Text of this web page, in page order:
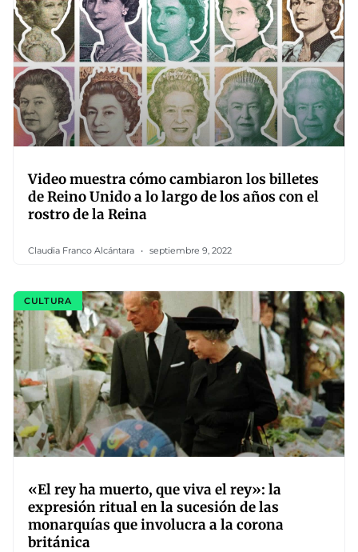
Video muestra cómo cambiaron los billetes
de Reino Unido a lo largo de los años con el
rostro de la Reina
Claudia Franco Alcántara septiembre 9, 2022
CULTURA
«El rey ha muerto, que viva el rey»: la
expresión ritual en la sucesión de las
monarquías que involucra a la corona
británica